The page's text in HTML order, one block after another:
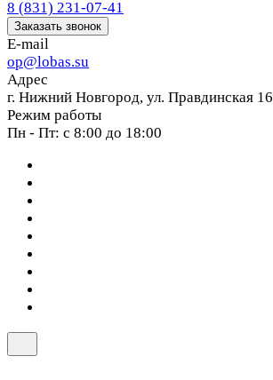
8 (831) 231-07-41
Заказать звонок
E-mail
op@lobas.su
Адрес
г. Нижний Новгород, ул. Правдинская 16
Режим работы
Пн - Пт: с 8:00 до 18:00